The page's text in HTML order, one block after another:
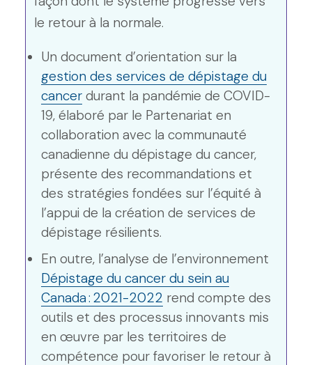
le retour à la normale.
Un document d’orientation sur la
gestion des services de dépistage du
cancer durant la pandémie de COVID-
19, élaboré par le Partenariat en
collaboration avec la communauté
canadienne du dépistage du cancer,
présente des recommandations et
des stratégies fondées sur l’équité à
l’appui de la création de services de
dépistage résilients.
En outre, l’analyse de l’environnement
Dépistage du cancer du sein au
Canada : 2021-2022 rend compte des
outils et des processus innovants mis
en œuvre par les territoires de
compétence pour favoriser le retour à